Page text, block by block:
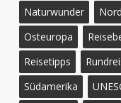
Naturwunder
Osteuropa
Reisetipps
Südamerika